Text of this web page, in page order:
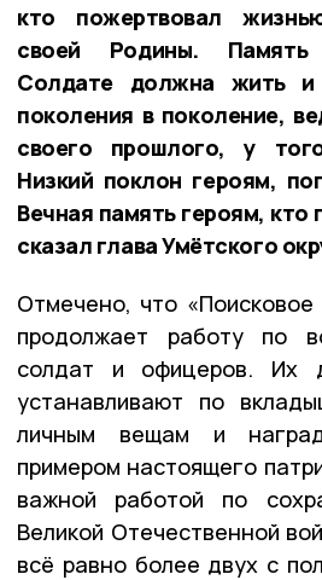
кто пожертвовал
своей Родины.
Солдате должна жить и
поколения в поколение,
своего прошлого, у
Низкий поклон героям,
Вечная память героям,
сказал глава Умётского
Отмечено, что
продолжает работу по
солдат и офицеров. Их
устанавливают по
личным вещам и
примером настоящего
важной работой по
Великой Отечественной
всё равно более двух с